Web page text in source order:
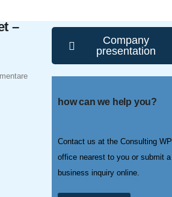
–
Company
presentation
how can we help you?
Contact us at the Consulting WP
office nearest to you or submit a
business inquiry online.